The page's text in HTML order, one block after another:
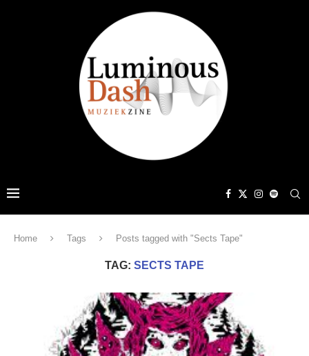
Home Tags Posts tagged with "Sects Tape"
TAG: SECTS TAPE